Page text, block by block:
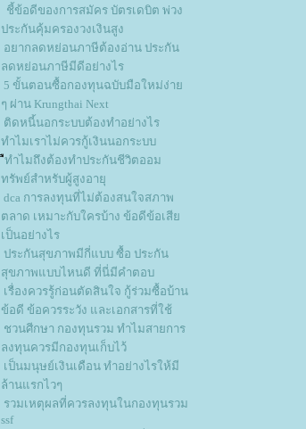
ชี้ข้อดีของการสมัคร บัตรเดบิต พ่วง
ประกันคุ้มครองวงเงินสูง
อยากลดหย่อนภาษีต้องอ่าน ประกัน
ลดหย่อนภาษีมีดีอย่างไร
5 ขั้นตอนซื้อกองทุนฉบับมือใหม่ง่า
ๆ ผ่าน Krungthai Next
ติดหนี้นอกระบบต้องทำอย่างไร
ทำไมเราไม่ควรกู้เงินนอกระบบ
ืทำไมถึงต้องทำประกันชีวิตออม
ทรัพย์สำหรับผู้สูงอายุ
dca การลงทุนที่ไม่ต้องสนใจสภาพ
ตลาด เหมาะกับใครบ้าง ข้อดีข้อเสี
เป็นอย่างไร
ประกันสุขภาพมีกี่แบบ ซื้อ ประกัน
สุขภาพแบบไหนดี ที่นี่มีคำตอบ
เรื่องควรรู้ก่อนตัดสินใจ กู้ร่วมซื้อบ้าน
ข้อดี ข้อควรระวัง และเอกสารที่ใช้
ชวนศีกษา กองทุนรวม ทำไมสายการ
ลงทุนควรมีกองทุนเก็บไว้
เป็นมนุษย์เงินเดือน ทำอย่างไรให้มี
ล้านแรกไวๆ
รวมเหตุผลที่ควรลงทุนในกองทุนรวม
ssf